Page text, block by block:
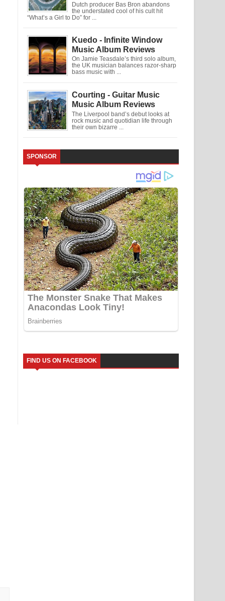
Dutch producer Bas Bron abandons
the understated cool of his cult hit
“What’s a Girl to Do” for ...
Kuedo - Infinite Window
Music Album Reviews
On Jamie Teasdale’s third solo album,
the UK musician balances razor-sharp
bass music with ...
Courting - Guitar Music
Music Album Reviews
The Liverpool band’s debut looks at
rock music and quotidian life through
their own bizarre ...
SPONSOR
FIND US ON FACEBOOK